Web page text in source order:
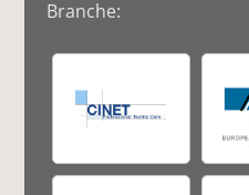
Branche: